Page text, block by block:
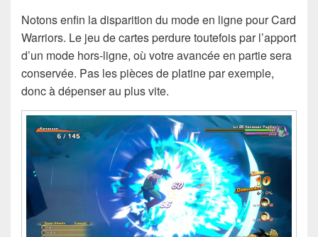
Notons enfin la disparition du mode en ligne pour Card
Warriors. Le jeu de cartes perdure toutefois par l’apport
d’un mode hors-ligne, où votre avancée en partie sera
conservée. Pas les pièces de platine par exemple,
donc à dépenser au plus vite.